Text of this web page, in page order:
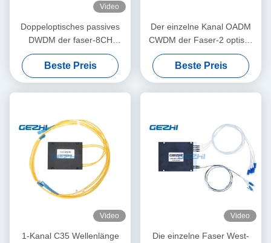
Video
Doppeloptisches passives
DWDM der faser-8CH
addieren Tropfen-Kanal
Beste Preis
Der einzelne Kanal OADM
CWDM der Faser-2 optisch
addieren Tropfen-Modul
Beste Preis
Video
1-Kanal C35 Wellenlänge
Video
Die einzelne Faser West-